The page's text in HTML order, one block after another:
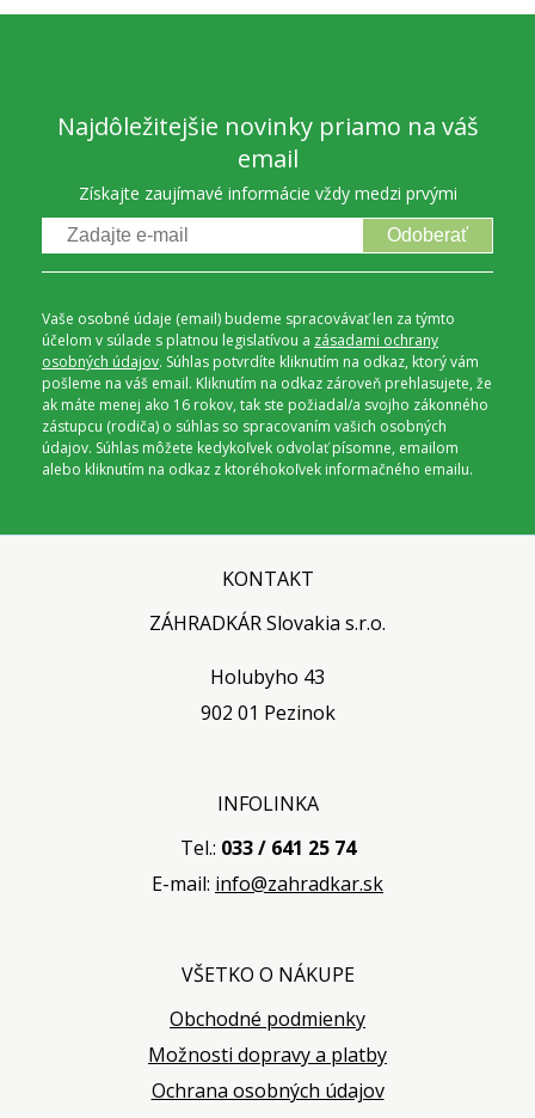
Najdôležitejšie novinky priamo na váš
email
Získajte zaujímavé informácie vždy medzi prvými
Odoberať
Vaše osobné údaje (email) budeme spracovávať len za týmto
účelom v súlade s platnou legislatívou a zásadami ochrany
osobných údajov. Súhlas potvrdíte kliknutím na odkaz, ktorý vám
pošleme na váš email. Kliknutím na odkaz zároveň prehlasujete, že
ak máte menej ako 16 rokov, tak ste požiadal/a svojho zákonného
zástupcu (rodiča) o súhlas so spracovaním vašich osobných
údajov. Súhlas môžete kedykoľvek odvolať písomne, emailom
alebo kliknutím na odkaz z ktoréhokoľvek informačného emailu.
KONTAKT
ZÁHRADKÁR Slovakia s.r.o.
Holubyho 43
902 01 Pezinok
INFOLINKA
Tel.: 033 / 641 25 74
E-mail: info@zahradkar.sk
VŠETKO O NÁKUPE
Obchodné podmienky
Možnosti dopravy a platby
Ochrana osobných údajov